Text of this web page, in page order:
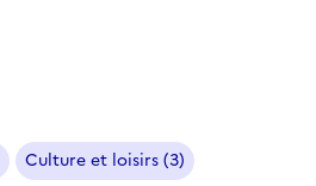
Culture et loisirs (3)